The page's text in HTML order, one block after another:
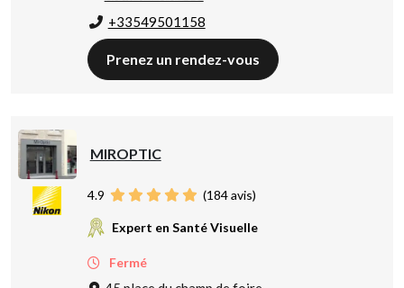
+33549501158
Prenez un rendez-vous
MIROPTIC
4.9 (184avis)
Expert en Santé Visuelle
Fermé